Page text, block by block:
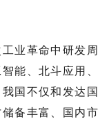
业革命中研发周
能、北斗应用、
国不仅和发达国
备丰富、国内市